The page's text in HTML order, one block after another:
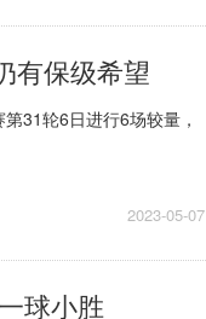
有保级希望
31轮6日进行6场较量，
2023-05-07
球小胜